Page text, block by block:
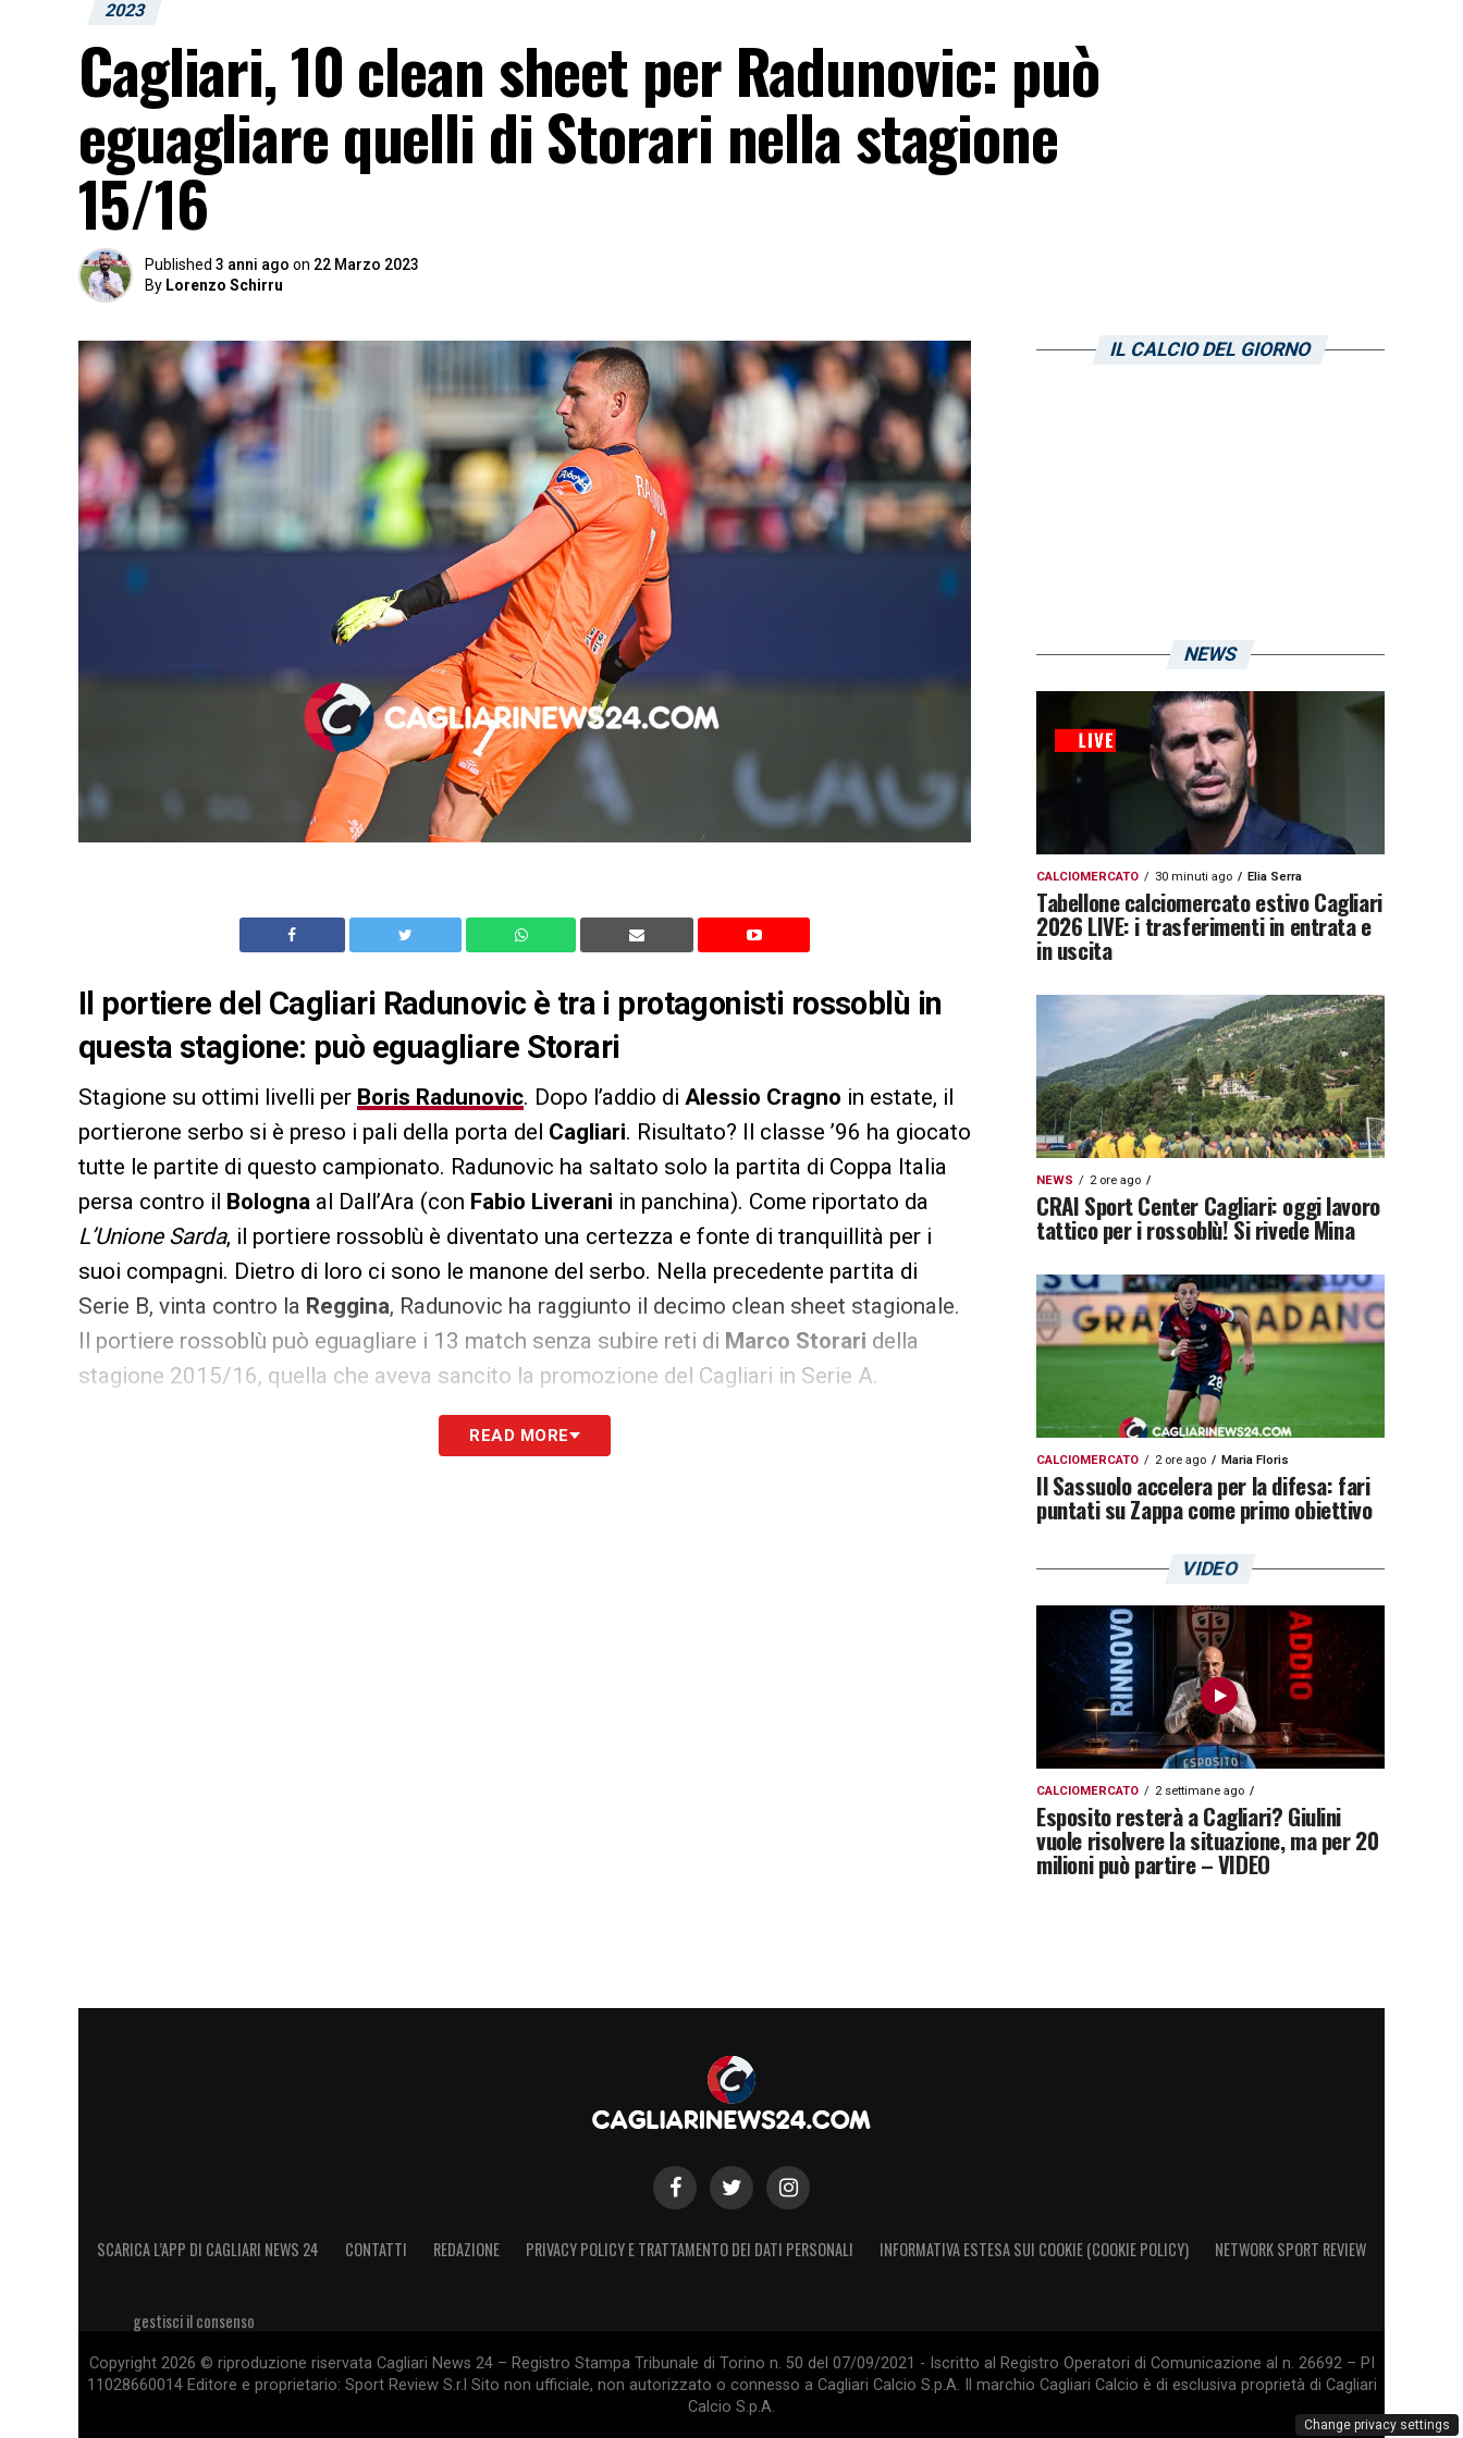
2023
Cagliari, 10 clean sheet per Radunovic: può
eguagliare quelli di Storari nella stagione
15/16
Published 3 anni ago on 22 Marzo 2023
By Lorenzo Schirru
Il portiere del Cagliari Radunovic è tra i protagonisti rossoblù in
questa stagione: può eguagliare Storari
Stagione su ottimi livelli per Boris Radunovic. Dopo l’addio di Alessio Cragno in estate, il
portierone serbo si è preso i pali della porta del Cagliari. Risultato? Il classe ’96 ha giocato
tutte le partite di questo campionato. Radunovic ha saltato solo la partita di Coppa Italia
persa contro il Bologna al Dall’Ara (con Fabio Liverani in panchina). Come riportato da
L’Unione Sarda, il portiere rossoblù è diventato una certezza e fonte di tranquillità per i
suoi compagni. Dietro di loro ci sono le manone del serbo. Nella precedente partita di
Serie B, vinta contro la Reggina, Radunovic ha raggiunto il decimo clean sheet stagionale.
Il portiere rossoblù può eguagliare i 13 match senza subire reti di Marco Storari della
stagione 2015/16, quella che aveva sancito la promozione del Cagliari in Serie A.
LA PLAYLIST DELLE NOSTRE TOP NEWSREAD MORE
IL CALCIO DEL GIORNO
NEWS
CALCIOMERCATO 30 minuti ago Elia Serra
Tabellone calciomercato estivo Cagliari
2026 LIVE: i trasferimenti in entrata e
in uscita
NEWS 2 ore ago
CRAI Sport Center Cagliari: oggi lavoro
tattico per i rossoblù! Si rivede Mina
CALCIOMERCATO 2 ore ago Maria Floris
Il Sassuolo accelera per la difesa: fari
puntati su Zappa come primo obiettivo
VIDEO
CALCIOMERCATO 2 settimane ago
Esposito resterà a Cagliari? Giulini
vuole risolvere la situazione, ma per 20
milioni può partire – VIDEO
SCARICA L’APP DI CAGLIARI NEWS 24 CONTATTI REDAZIONE PRIVACY POLICY E TRATTAMENTO DEI DATI PERSONALI INFORMATIVA ESTESA SUI COOKIE (COOKIE POLICY) NETWORK SPORT REVIEW
gestisci il consenso
Copyright 2026 © riproduzione riservata Cagliari News 24 – Registro Stampa Tribunale di Torino n. 50 del 07/09/2021 - Iscritto al Registro Operatori di Comunicazione al n. 26692 – PI
11028660014 Editore e proprietario: Sport Review S.r.l Sito non ufficiale, non autorizzato o connesso a Cagliari Calcio S.p.A. Il marchio Cagliari Calcio è di esclusiva proprietà di Cagliari
Calcio S.p.A.
Change privacy settings